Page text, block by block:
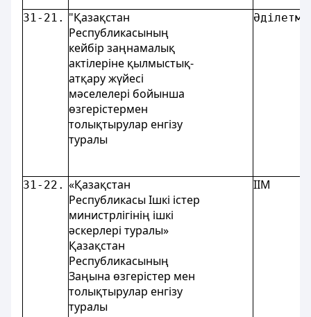
31-21. "Қазақстан
Республикасының
кейбір заңнамалық
актілеріне қылмыстық-
атқару жүйесi
мәселелері бойынша
өзгерістермен
толықтырулар енгізу
туралы
31-22. «Қазақстан
Республикасы Ішкі істер
министрлігінің ішкі
әскерлері туралы»
Қазақстан
Республикасының
Заңына өзгерістер мен
толықтырулар енгізу
туралы
ІІМ